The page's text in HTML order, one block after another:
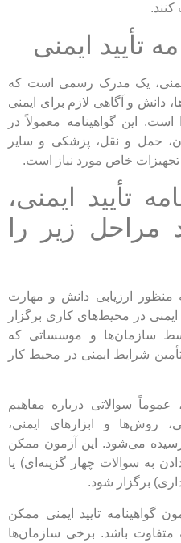
تأیید ایمنی
ایمنی، یک مدرک رسمی است که
و آگاهی لازم برای ایمنی
این گواهینامه معمولاً در
حمل و نقل، پزشکی و سایر
تجهیزات خاص مورد نیاز است.
تأیید ایمنی،
مراحل زیر را
منظور ارزیابی دانش و مهارت
ایمنی در محیط‌های کاری برگزار
سازمان‌ها و موسساتی که
شرایط ایمنی در محیط کار
عموماً سوالاتی درباره مفاهیم
روش‌ها و ابزارهای ایمنی،
پرسیده می‌شود. این آزمون ممکن
به سوالات چهار گزینه‌ای) یا
برگزار شود.
گواهینامه تایید ایمنی ممکن
باشد. برخی سازمان‌ها